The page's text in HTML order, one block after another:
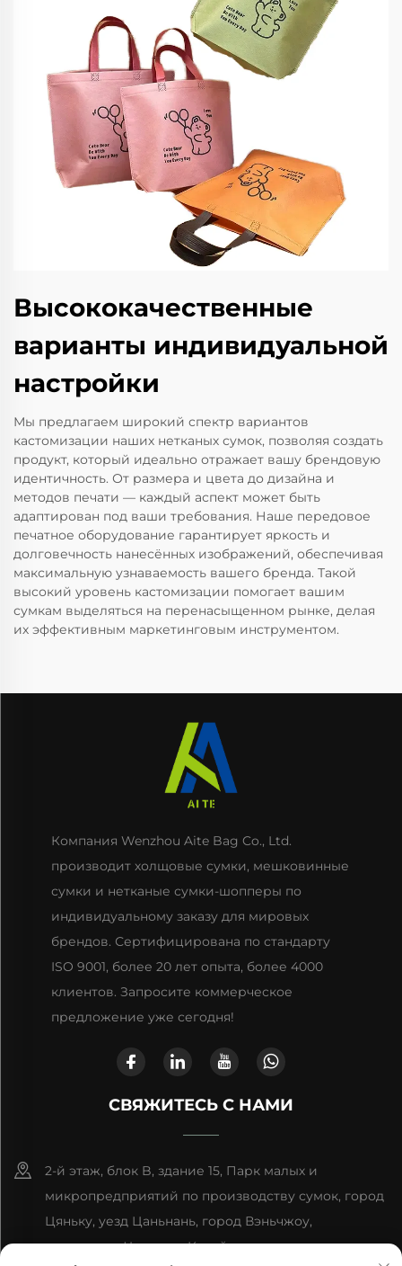
Высококачественные
варианты индивидуальной
настройки
Мы предлагаем широкий спектр вариантов
кастомизации наших нетканых сумок, позволяя создать
продукт, который идеально отражает вашу брендовую
идентичность. От размера и цвета до дизайна и
методов печати — каждый аспект может быть
адаптирован под ваши требования. Наше передовое
печатное оборудование гарантирует яркость и
долговечность нанесённых изображений, обеспечивая
максимальную узнаваемость вашего бренда. Такой
высокий уровень кастомизации помогает вашим
сумкам выделяться на перенасыщенном рынке, делая
их эффективным маркетинговым инструментом.
Компания Wenzhou Aite Bag Co., Ltd.
производит холщовые сумки, мешковинные
сумки и нетканые сумки-шопперы по
индивидуальному заказу для мировых
брендов. Сертифицирована по стандарту
ISO 9001, более 20 лет опыта, более 4000
клиентов. Запросите коммерческое
предложение уже сегодня!
СВЯЖИТЕСЬ С НАМИ
2-й этаж, блок B, здание 15, Парк малых и
микропредприятий по производству сумок, город
Цяньку, уезд Цаньнань, город Вэньчжоу,
провинция Чжэцзян, Китай